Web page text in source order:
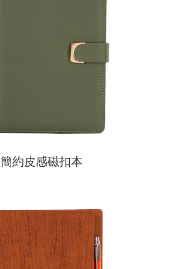
簡約皮感磁扣本